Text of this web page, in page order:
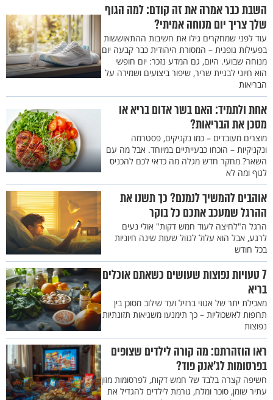
השבת כבר אמרה את זה קודם: למה הגוף
שלך צריך יום מנוחה אמיתי?
עוד לפני שמחקרים גילו את חשיבות ההתאוששות
בפעילות גופנית – המסורת היהודית כבר קבעה יום
מנוחה שבועי. היום, גם המדע נזכר: יום חופשי
הוא חיוני לבניית שריר, שיפור ביצועים ושמירה על
הבריאות
אחת ולתמיד: האם בשר אדום בריא או
מסכן את הבריאות?
מוצרים מעובדים – כמו נקניקים, פסטרמה
ונקניקיות – הוכחו כבעייתיים במיוחד. אבל מה עם
השאר? מחקר חדש מגלה מה כדאי לכם להכניס
לגוף ומה לא
אוהבים להמשיך לנמנם? כך תשנו את
ההרגל שמעכב אתכם כל בוקר
הרגל ה"לחיצה לעוד חמש דקות" אולי נעים
לרגע, אבל הוא עלול לגזול שעות שינה חיוניות
בכל חודש
7 טעויות נפוצות שעושים כשאתם אוכלים
בריא
מאכילת יתר של אגוזי ברזיל ועד שילוב מסוכן בין
תרופות לאשכוליות – כך תימנעו משגיאות תזונתיות
נפוצות
ראו הוזהרתם: מה קורה לילדים שצופים
בפרסומות לג'אנק פוד?
חשיפה קצרה בלבד של חמש דקות, לפרסומות מזון
עתיר שומן, סוכר ומלח, גורמת לילדים להגדיל את